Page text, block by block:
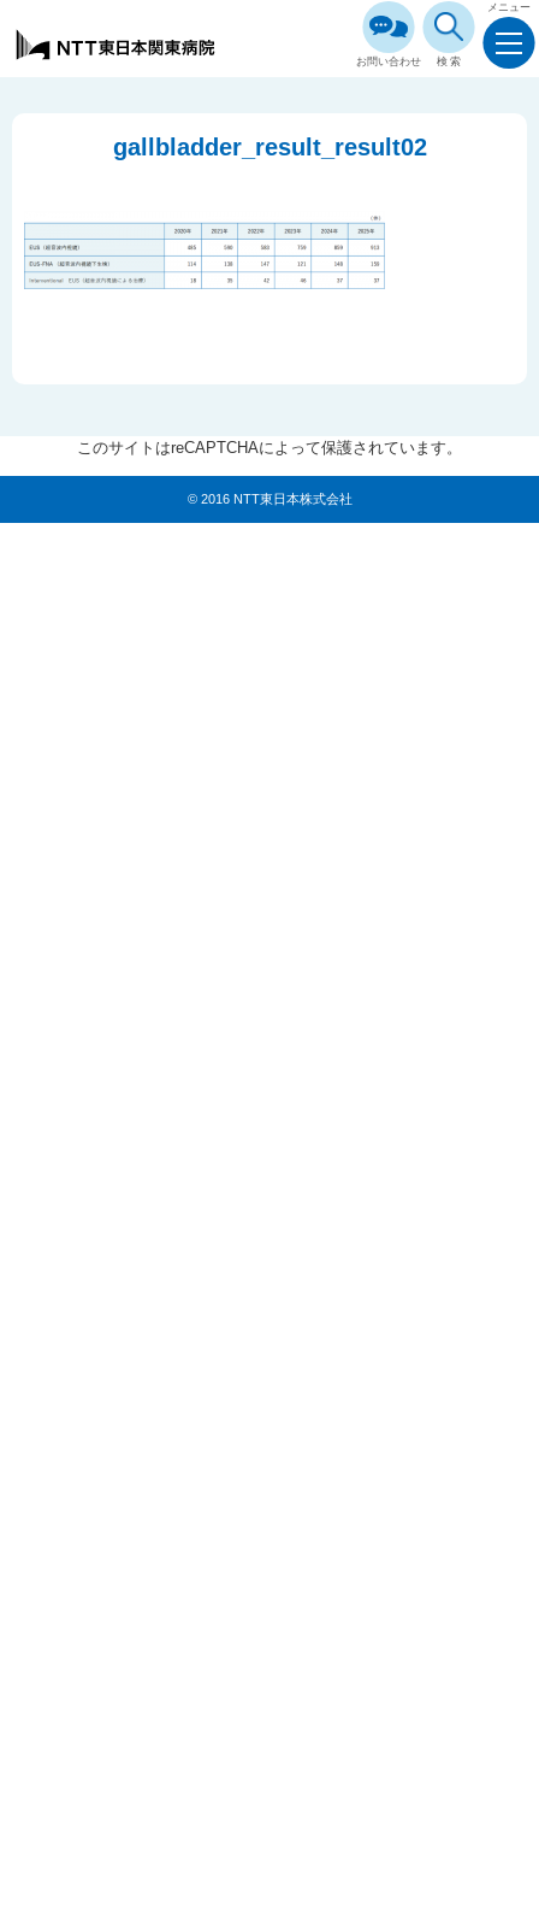
お問い合わせ 検索
メニュー
gallbladder_result_result02
このサイトはreCAPTCHAによって保護されています。
© 2016 NTT東日本株式会社